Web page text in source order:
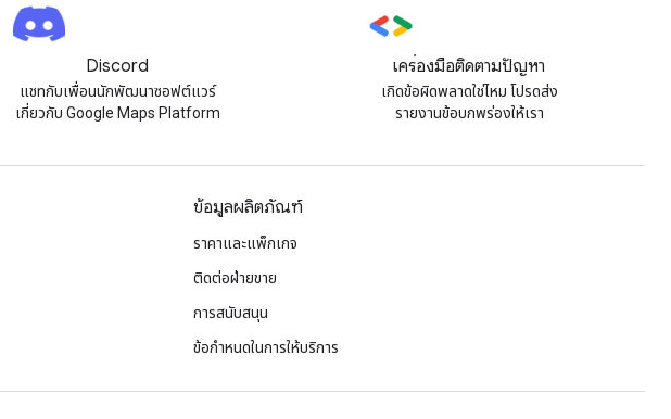
Discord
แชทกับเพื่อนนักพัฒนาซอฟต์แวร์
เกี่ยวกับ Google Maps Platform
เครื่องมือติดตามปัญหา
เกิดข้อผิดพลาดใช่ไหม โปรดส่ง
รายงานข้อบกพร่องให้เรา
ข้อมูลผลิตภัณฑ์
ราคาและแพ็กเกจ
ติดต่อฝ่ายขาย
การสนับสนุน
ข้อกำหนดในการให้บริการ